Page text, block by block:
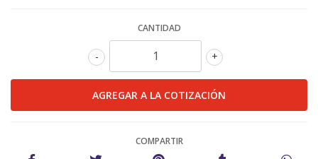
CANTIDAD
+
-
COMPARTIR